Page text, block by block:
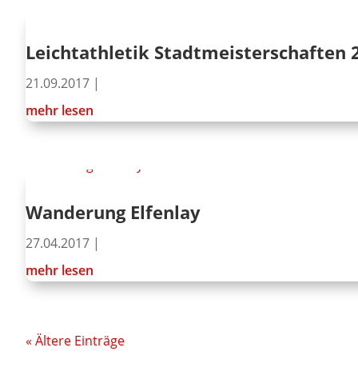
Leichtathletik Stadtmeisterschaften
21.09.2017 |
mehr lesen
Wanderung Elfenlay
27.04.2017 |
mehr lesen
« Ältere Einträge